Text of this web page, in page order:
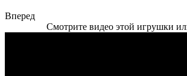
Вперед
Смотрите видео этой игрушки